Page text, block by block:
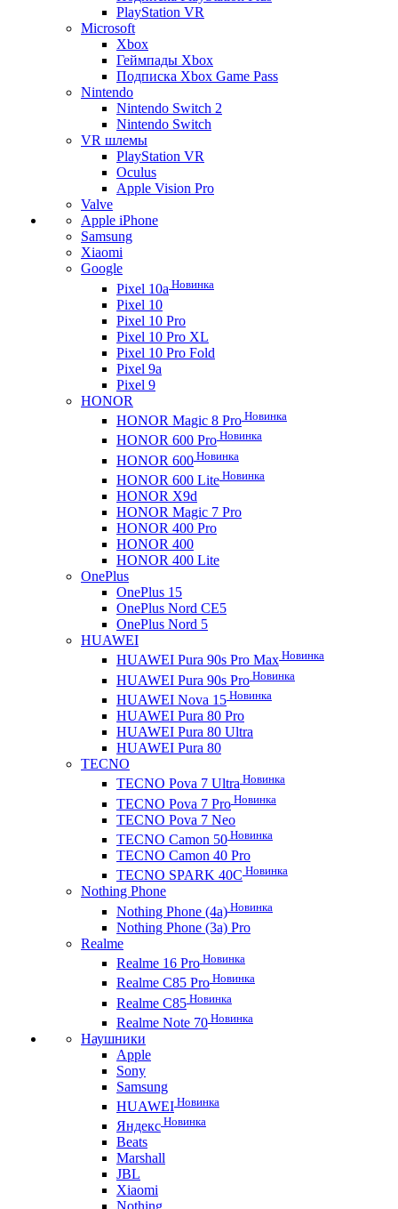
PlayStation VR
Microsoft
Xbox
Геймпады Xbox
Подписка Xbox Game Pass
Nintendo
Nintendo Switch 2
Nintendo Switch
VR шлемы
PlayStation VR
Oculus
Apple Vision Pro
Valve
Apple iPhone
Samsung
Xiaomi
Google
Pixel 10a Новинка
Pixel 10
Pixel 10 Pro
Pixel 10 Pro XL
Pixel 10 Pro Fold
Pixel 9a
Pixel 9
HONOR
HONOR Magic 8 Pro Новинка
HONOR 600 Pro Новинка
HONOR 600 Новинка
HONOR 600 Lite Новинка
HONOR X9d
HONOR Magic 7 Pro
HONOR 400 Pro
HONOR 400
HONOR 400 Lite
OnePlus
OnePlus 15
OnePlus Nord CE5
OnePlus Nord 5
HUAWEI
HUAWEI Pura 90s Pro Max Новинка
HUAWEI Pura 90s Pro Новинка
HUAWEI Nova 15 Новинка
HUAWEI Pura 80 Pro
HUAWEI Pura 80 Ultra
HUAWEI Pura 80
TECNO
TECNO Pova 7 Ultra Новинка
TECNO Pova 7 Pro Новинка
TECNO Pova 7 Neo
TECNO Camon 50 Новинка
TECNO Camon 40 Pro
TECNO SPARK 40C Новинка
Nothing Phone
Nothing Phone (4a) Новинка
Nothing Phone (3a) Pro
Realme
Realme 16 Pro Новинка
Realme C85 Pro Новинка
Realme C85 Новинка
Realme Note 70 Новинка
Наушники
Apple
Sony
Samsung
HUAWEI Новинка
Яндекс Новинка
Beats
Marshall
JBL
Xiaomi